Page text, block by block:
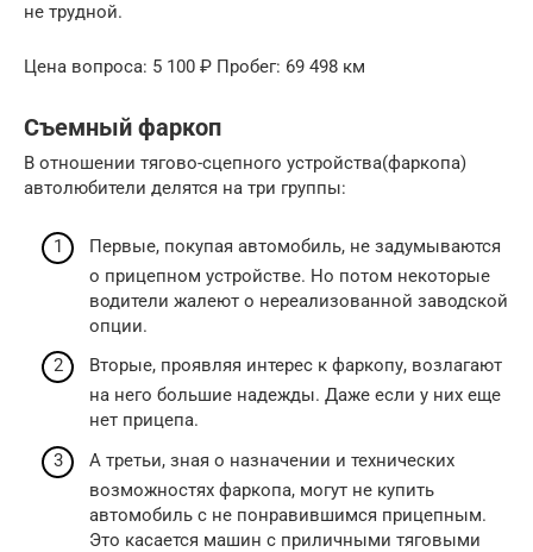
не трудной.
Цена вопроса: 5 100 ₽ Пробег: 69 498 км
Съемный фаркоп
В отношении тягово-сцепного устройства(фаркопа)
автолюбители делятся на три группы:
Первые, покупая автомобиль, не задумываются
о прицепном устройстве. Но потом некоторые
водители жалеют о нереализованной заводской
опции.
Вторые, проявляя интерес к фаркопу, возлагают
на него большие надежды. Даже если у них еще
нет прицепа.
А третьи, зная о назначении и технических
возможностях фаркопа, могут не купить
автомобиль с не понравившимся прицепным.
Это касается машин с приличными тяговыми